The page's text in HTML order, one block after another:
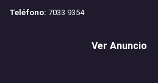
Teléfono: 7033 9354
Ver Anuncio